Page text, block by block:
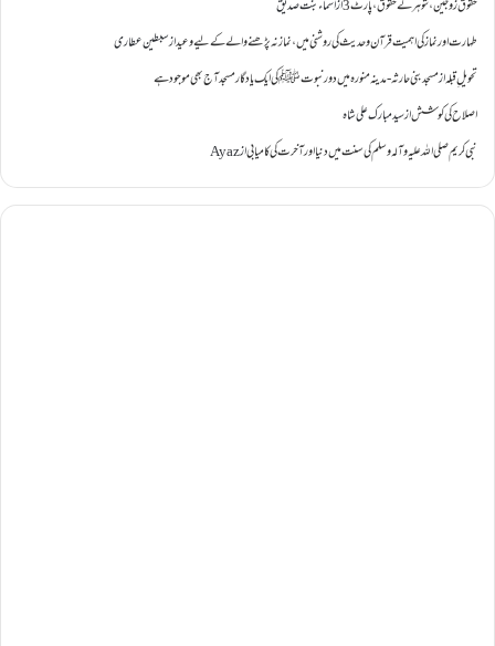
حقوق زوجین ،شوہر کے حقوق ،پارٹ 3 ازاسماء بنت صدیق
طہارت اور نماز کی اہمیت قرآن و حدیث کی روشنی میں ،نماز نہ پڑھنے والے کے لیے وعیدازسبطین عطاری
تحویل ِقبلہازمسجد بنی حارثہ - مدینہ منورہ میں دور نبوتﷺ کی ایک یادگار مسجد آج بھی موجود ہے
اصلاح کی کوششازسید مبارک علی شاہ
نبی کریم صلی اللہ علیہ وآلہ وسلم کی سنت میں دنیا اور آخرت کی کامیابیازAyaz